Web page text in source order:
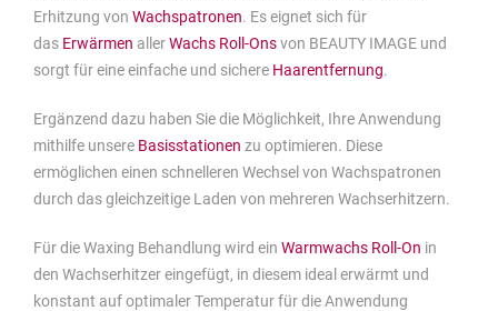
Erhitzung von Wachspatronen. Es eignet sich für
das Erwärmen allerWachs Roll-Onsvon BEAUTY IMAGE und
sorgt für eine einfache und sichere Haarentfernung.
Ergänzend dazu haben Sie die Möglichkeit, Ihre Anwendung
mithilfe unsere Basisstationen zu optimieren. Diese
ermöglichen einen schnelleren Wechsel von Wachspatronen
durch das gleichzeitige Laden von mehreren Wachserhitzern.
Für die Waxing Behandlung wird ein Warmwachs Roll-On in
den Wachserhitzer eingefügt, in diesem ideal erwärmt und
konstant auf optimaler Temperatur für die Anwendung